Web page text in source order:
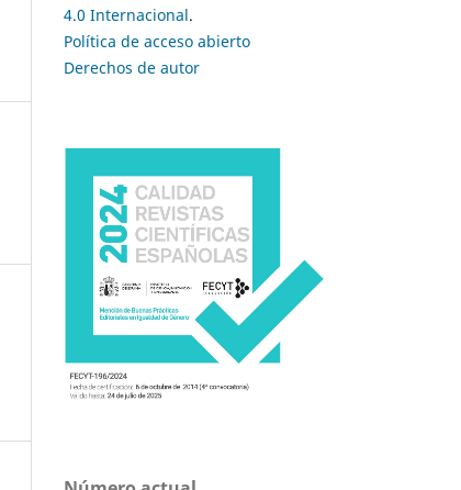
4.0 Internacional.
Política de acceso abierto
Derechos de autor